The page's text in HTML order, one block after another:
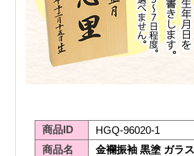
商品ID
HGQ-96020-1
商品名
金襴振袖 黒塗 ガラ